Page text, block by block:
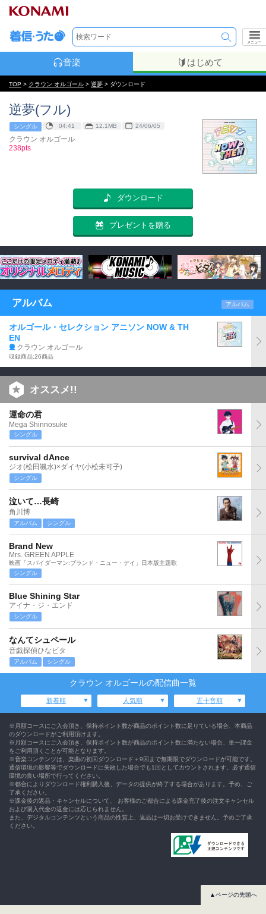
メニュー
音楽 はじめて
TOP > クラウン オルゴール > 逆夢 > ダウンロード
逆夢(フル)
シングル 04:41 12.1MB 24/06/05
クラウン オルゴール
238pts
ダウンロード
プレゼントを贈る
アルバム アルバム
オルゴール・セレクション アニソン NOW & TH
EN
クラウン オルゴール
収録商品:26商品
オススメ!!
運命の君
Mega Shinnosuke
シングル
survival dAnce
ジオ(松田颯水)×ダイヤ(小松未可子)
シングル
泣いて…長崎
角川博
アルバム シングル
Brand New
Mrs. GREEN APPLE
映画「スパイダーマン:ブランド・ニュー・デイ」日本版主題歌
シングル
Blue Shining Star
アイナ・ジ・エンド
シングル
なんてシュペール
音戯探偵ひなビタ
アルバム シングル
クラウン オルゴールの配信曲一覧
新着順 人気順 五十音順
※月額コースにご入会頂き、保持ポイント数が商品のポイント数に足りている場合、本商品
のダウンロードがご利用頂けます。
※月額コースにご入会頂き、保持ポイント数が商品のポイント数に満たない場合、単一課金
をご利用頂くことが可能となります。
※音楽コンテンツは、楽曲の初回ダウンロード＋9回まで無期限でダウンロードが可能です。
通信環境の影響等でダウンロードに失敗した場合でも1回としてカウントされます。必ず通信
環境の良い場所で行ってください。
※都合によりダウンロード権利購入後、データの提供が終了する場合があります。予め、ご
了承ください。
※課金後の返品・キャンセルについて、 お客様のご都合による課金完了後の注文キャンセル
および購入代金の返金には応じられません。
また、デジタルコンテンツという商品の性質上、返品は一切お受けできません。予めご了承
ください。
▲ページの先頭へ